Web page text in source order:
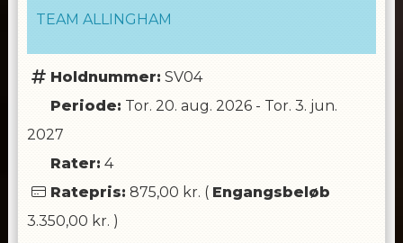
TEAM ALLINGHAM
Holdnummer: SV04
Periode: Tor. 20. aug. 2026- Tor. 3. jun.
2027
Rater: 4
Ratepris: 875,00 kr. ( Engangsbeløb
3.350,00 kr. )